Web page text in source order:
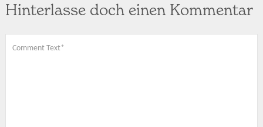
Hinterlasse doch einen Kommentar